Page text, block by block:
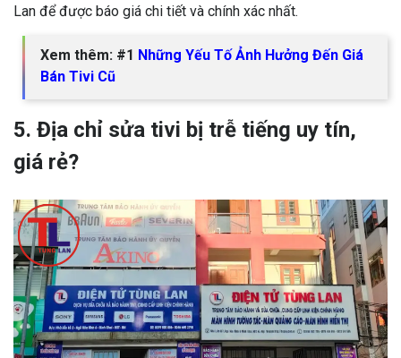
Lan để được báo giá chi tiết và chính xác nhất.
Xem thêm: #1 Những Yếu Tố Ảnh Hưởng Đến Giá
Bán Tivi Cũ
5. Địa chỉ sửa tivi bị trễ tiếng uy tín,
giá rẻ?